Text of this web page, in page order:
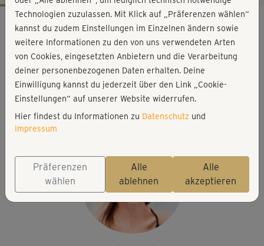
Workout-Facts
leicht
14 Min
97 kcal
Stefanie Rohr
Matte, Hanteln
Technologien zuzulassen. Mit Klick auf „Präferenzen wählen“
kannst du zudem Einstellungen im Einzelnen ändern sowie
weitere Informationen zu den von uns verwendeten Arten
von Cookies, eingesetzten Anbietern und die Verarbeitung
deiner personenbezogenen Daten erhalten. Deine
Einwilligung kannst du jederzeit über den Link „Cookie-
Einstellungen“ auf unserer Website widerrufen.
Hier findest du Informationen zu Datenschutz und
Impressum
Präferenzen
wählen
Alle
ablehnen
Alle
akzeptieren